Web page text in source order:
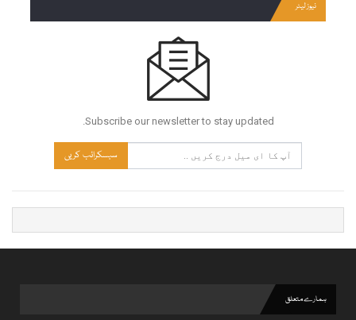
نیوز لیٹر
Subscribe our newsletter to stay updated.
سبسکرائب کریں
ہمارے متعلق